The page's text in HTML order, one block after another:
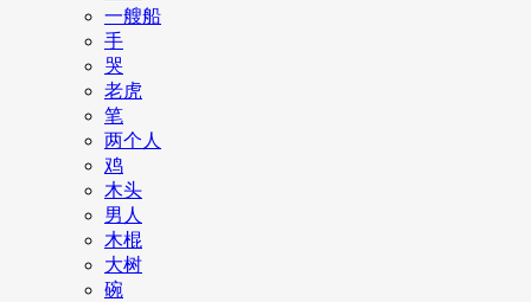
一艘船
手
哭
老虎
笔
两个人
鸡
木头
男人
木棍
大树
碗